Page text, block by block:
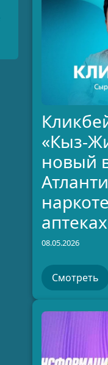
«Кыз-
новый
аптеках
08.05.2026
Смотреть